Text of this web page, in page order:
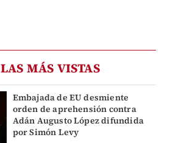
LAS MÁS VISTAS
Embajada de EU desmiente
orden de aprehensión contra
Adán Augusto López difundida
por Simón Levy